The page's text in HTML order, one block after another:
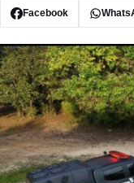
Facebook